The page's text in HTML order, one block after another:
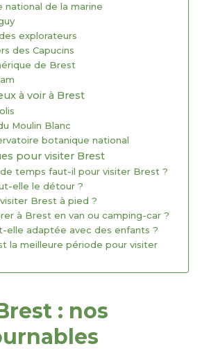
national de la marine
explorateurs
des Capucins
de Brest
à voir à Brest
Moulin Blanc
botanique national
pour visiter Brest
temps faut-il pour visiter Brest ?
elle le détour ?
Brest à pied ?
à Brest en van ou camping-car ?
elle adaptée avec des enfants ?
la meilleure période pour visiter
: nos